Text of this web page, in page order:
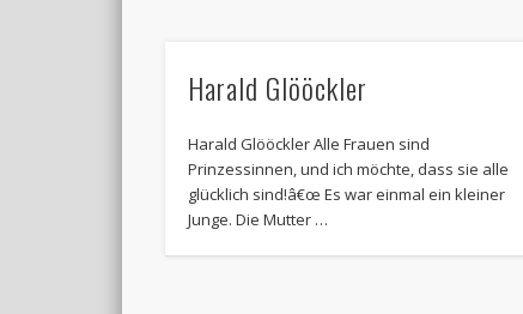
Harald Glööckler
Harald Glööckler Alle Frauen sind
Prinzessinnen, und ich möchte, dass sie alle
glücklich sind!â€œ Es war einmal ein kleiner
Junge. Die Mutter …